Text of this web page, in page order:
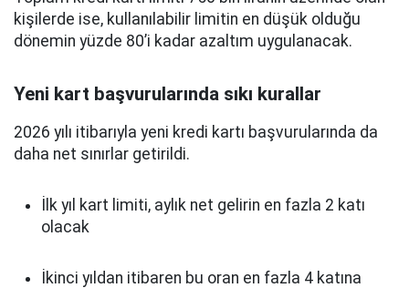
kişilerde ise, kullanılabilir limitin en düşük olduğu
dönemin yüzde 80’i kadar azaltım uygulanacak.
Yeni kart başvurularında sıkı kurallar
2026 yılı itibarıyla yeni kredi kartı başvurularında da
daha net sınırlar getirildi.
İlk yıl kart limiti, aylık net gelirin en fazla 2 katı
olacak
İkinci yıldan itibaren bu oran en fazla 4 katına